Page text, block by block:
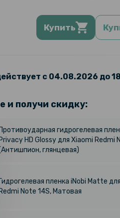
Купить
с 04.08.2026 до
и получи скидку:
Противоударная гидрогелевая
Privacy HD Glossy для Xiaomi Redmi
глянцевая)
Гидрогелевая пленка iNobi Matte
Redmi Note 14S, Матовая